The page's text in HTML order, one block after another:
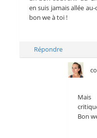
en suis jamais allée
bon we à toi !
Répondre
Bon